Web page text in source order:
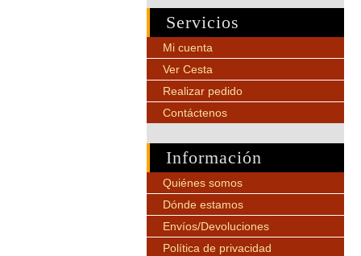
Servicios
Mi cuenta
Ver Cesta
Realizar pedido
Contáctenos
Información
Quiénes somos
Dónde estamos
Envíos/Devoluciones
Política de privacidad